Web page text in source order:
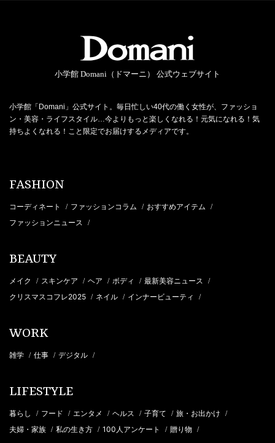
小学館 Domani（ドマーニ） 公式ウェブサイト
小学館「Domani」公式サイト。毎日忙しい40代の働く女性が、ファッショ
ン・美容・ライフスタイル…今よりもっと楽しくなれる！元気になれる！気
持ちよくなれる！こと限定でお届けするメディアです。
FASHION
コーディネート / ファッションコラム / おすすめアイテム /
ファッションニュース /
BEAUTY
メイク / スキンケア / ヘア / ボディ / 最新美容ニュース /
クリスマスコフレ2025 / ネイル / インナービューティ /
WORK
雑学 / 仕事 / デジタル /
LIFESTYLE
暮らし / フード / エンタメ / ヘルス / 子育て / 旅・お出かけ /
夫婦・家族 / 私の生き方 / 100人アンケート / 贈り物 /